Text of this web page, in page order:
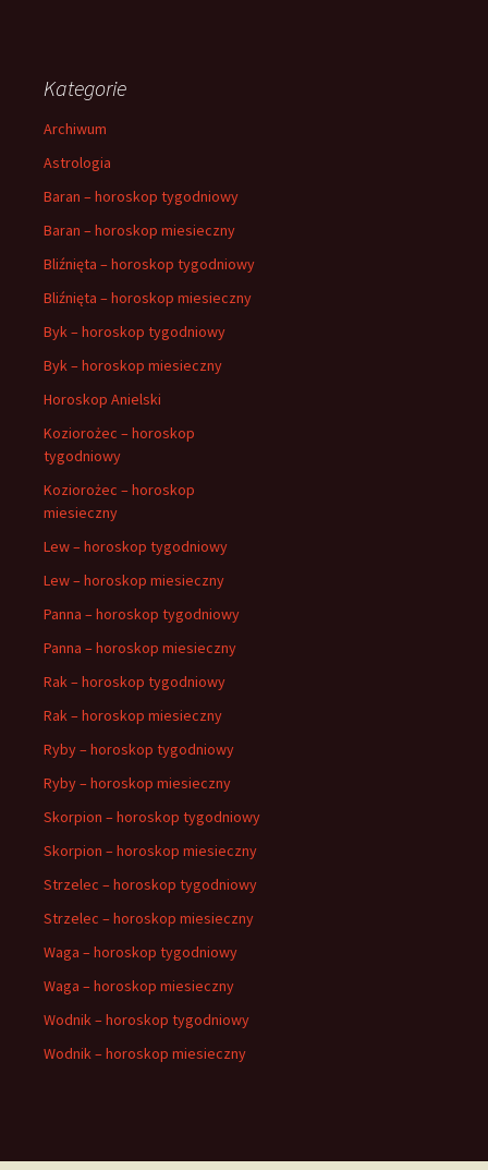
Kategorie
Archiwum
Astrologia
Baran – horoskop tygodniowy
Baran – horoskop miesieczny
Bliźnięta – horoskop tygodniowy
Bliźnięta – horoskop miesieczny
Byk – horoskop tygodniowy
Byk – horoskop miesieczny
Horoskop Anielski
Koziorożec – horoskop
tygodniowy
Koziorożec – horoskop
miesieczny
Lew – horoskop tygodniowy
Lew – horoskop miesieczny
Panna – horoskop tygodniowy
Panna – horoskop miesieczny
Rak – horoskop tygodniowy
Rak – horoskop miesieczny
Ryby – horoskop tygodniowy
Ryby – horoskop miesieczny
Skorpion – horoskop tygodniowy
Skorpion – horoskop miesieczny
Strzelec – horoskop tygodniowy
Strzelec – horoskop miesieczny
Waga – horoskop tygodniowy
Waga – horoskop miesieczny
Wodnik – horoskop tygodniowy
Wodnik – horoskop miesieczny